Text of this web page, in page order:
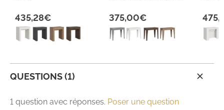
435,28€ 375,00€
QUESTIONS (1)
1 question avec réponses. Poser une question